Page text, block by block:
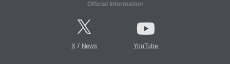
Official Information
X/ News YouTube